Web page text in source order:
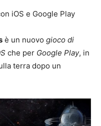
iOS e Google Play
è un nuovo gioco di
che per Google Play, in
terra dopo un